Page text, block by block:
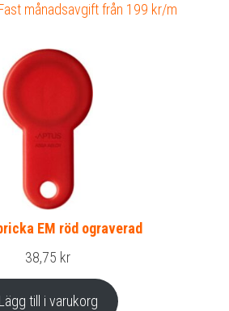
månadsavgift från 199 kr/m
EM röd ograverad
38,75 kr
Lägg till i varukorg